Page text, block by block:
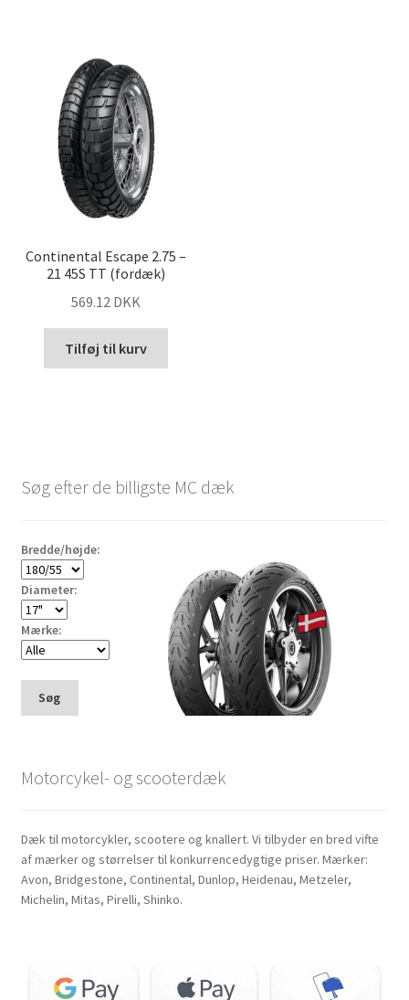
Continental Escape 2.75 –
21 45S TT (fordæk)
569.12 DKK
Tilføj til kurv
Søg efter de billigste MC dæk
Bredde/højde:
Diameter:
Mærke:
Søg
Motorcykel- og scooterdæk
Dæk til motorcykler, scootere og knallert. Vi tilbyder en bred vifte
af mærker og størrelser til konkurrencedygtige priser. Mærker:
Avon, Bridgestone, Continental, Dunlop, Heidenau, Metzeler,
Michelin, Mitas, Pirelli, Shinko.